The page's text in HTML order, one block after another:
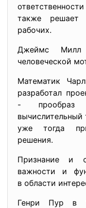
также
рабочих.
Джеймс
человеческой
Математик
разработал
- прообраз
уже тогда
решения.
Признание и
важности и
в области
Генри Пур в